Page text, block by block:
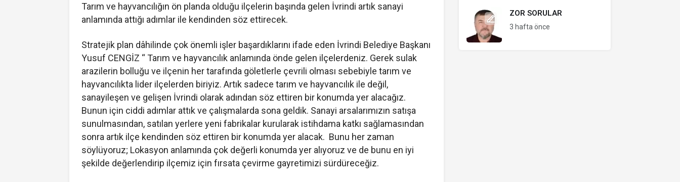
Tarım ve hayvancılığın ön planda olduğu ilçelerin başında gelen İvrindi artık sanayi
anlamında attığı adımlar ile kendinden söz ettirecek.
Stratejik plan dâhilinde çok önemli işler başardıklarını ifade eden İvrindi Belediye Başkanı
Yusuf CENGİZ “ Tarım ve hayvancılık anlamında önde gelen ilçelerdeniz. Gerek sulak
arazilerin bolluğu ve ilçenin her tarafında göletlerle çevrili olması sebebiyle tarım ve
hayvancılıkta lider ilçelerden biriyiz. Artık sadece tarım ve hayvancılık ile değil,
sanayileşen ve gelişen İvrindi olarak adından söz ettiren bir konumda yer alacağız.
Bunun için ciddi adımlar attık ve çalışmalarda sona geldik. Sanayi arsalarımızın satışa
sunulmasından, satılan yerlere yeni fabrikalar kurularak istihdama katkı sağlamasından
sonra artık ilçe kendinden söz ettiren bir konumda yer alacak. Bunu her zaman
söylüyoruz; Lokasyon anlamında çok değerli konumda yer alıyoruz ve de bunu en iyi
şekilde değerlendirip ilçemiz için fırsata çevirme gayretimizi sürdüreceğiz.
ZOR SORULAR
3 hafta önce